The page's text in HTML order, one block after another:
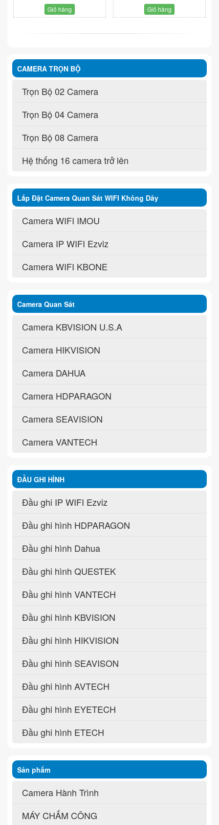
Giỏ hàng Giỏ hàng
CAMERA TRỌN BỘ
Trọn Bộ 02 Camera
Trọn Bộ 04 Camera
Trọn Bộ 08 Camera
Hệ thống 16 camera trở lên
Lắp Đặt Camera Quan Sát WIFI Không Dây
Camera WIFI IMOU
Camera IP WIFI Ezviz
Camera WIFI KBONE
Camera Quan Sát
Camera KBVISION U.S.A
Camera HIKVISION
Camera DAHUA
Camera HDPARAGON
Camera SEAVISION
Camera VANTECH
ĐẦU GHI HÌNH
Đầu ghi IP WIFI Ezviz
Đầu ghi hình HDPARAGON
Đầu ghi hình Dahua
Đầu ghi hình QUESTEK
Đầu ghi hình VANTECH
Đầu ghi hình KBVISION
Đầu ghi hình HIKVISION
Đầu ghi hình SEAVISON
Đầu ghi hình AVTECH
Đầu ghi hình EYETECH
Đầu ghi hình ETECH
Sản phẩm
Camera Hành Trình
MÁY CHẤM CÔNG